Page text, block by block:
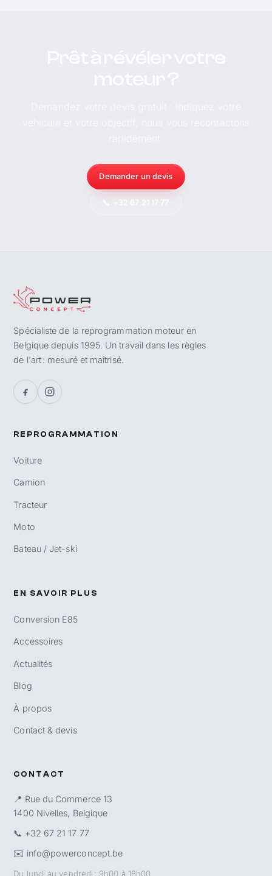
Demander un devis
📞 +32 67 21 17 77
Spécialiste de la reprogrammation moteur en
Belgique depuis 1995. Un travail dans les règles
de l'art : mesuré et maîtrisé.
REPROGRAMMATION
Voiture
Camion
Tracteur
Moto
Bateau / Jet-ski
EN SAVOIR PLUS
Conversion E85
Accessoires
Actualités
Blog
À propos
Contact & devis
CONTACT
📍 Rue du Commerce 13
1400 Nivelles, Belgique
📞 +32 67 21 17 77
✉️ info@powerconcept.be
Du lundi au vendredi : 9h00 à 18h00